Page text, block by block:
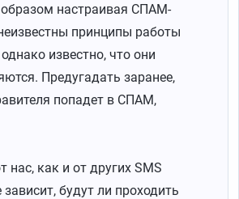
настраивая СПАМ-
принципы работы
известно, что они
Предугадать заранее,
попадет в СПАМ,
нас, как и от других SMS
зависит, будут ли проходить